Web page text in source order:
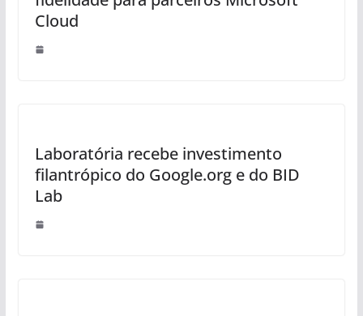
Cloud
Laboratória recebe investimento
filantrópico do Google.org e do BID
Lab